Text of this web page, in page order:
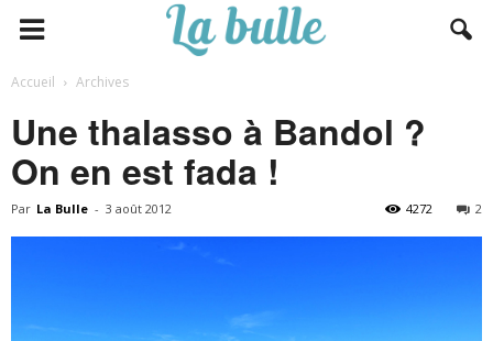
Accueil Archives
Une thalasso à Bandol ?
On en est fada !
Par La Bulle - 3 août 2012 2
4272